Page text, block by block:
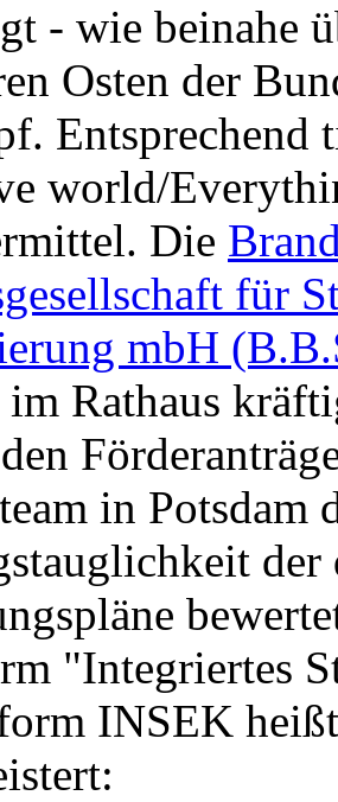
- wie beinahe
Osten der
Entsprechend
world/
Die
für
mbH
im Rathaus
in Potsdam
der
"Integriertes
INSEK